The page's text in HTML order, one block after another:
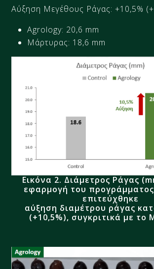
Αύξηση Μεγέθους Ράγας: +10,5% (+
Agrology: 20,6 mm
Μάρτυρας: 18,6 mm
Εικόνα 2. Διάμετρος Ράγας
εφαρμογή του προγράμματος
επιτεύχθηκε
αύξηση διαμέτρου ράγας
(+10,5%), συγκριτικά με το